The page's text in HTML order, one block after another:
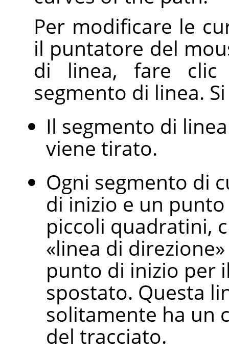
Per modificare le
il puntatore del
di linea, fare clic
segmento di linea.
Il segmento di
viene tirato.
Ogni segmento di
di inizio e un
piccoli quadratini,
«linea di direzione»
punto di inizio per
spostato. Questa
solitamente ha un
del tracciato.